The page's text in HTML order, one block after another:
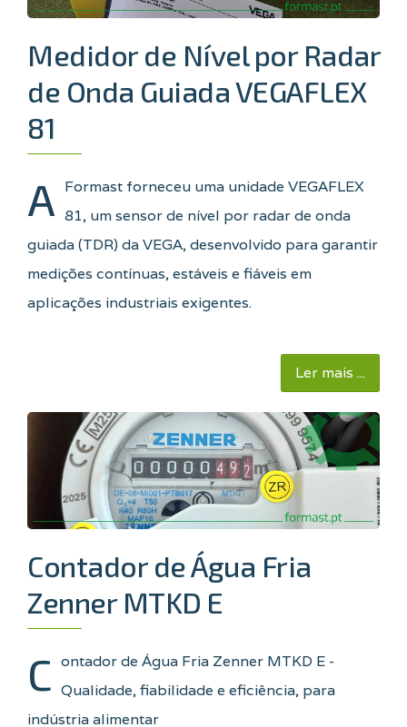
Medidor de Nível por Radar
de Onda Guiada VEGAFLEX
81
A Formast forneceu uma unidade VEGAFLEX
81, um sensor de nível por radar de onda
guiada (TDR) da VEGA, desenvolvido para garantir
medições contínuas, estáveis e fiáveis em
aplicações industriais exigentes.
Ler mais ...
Contador de Água Fria
Zenner MTKD E
C ontador de Água Fria Zenner MTKD E -
Qualidade, fiabilidade e eficiência, para
indústria alimentar